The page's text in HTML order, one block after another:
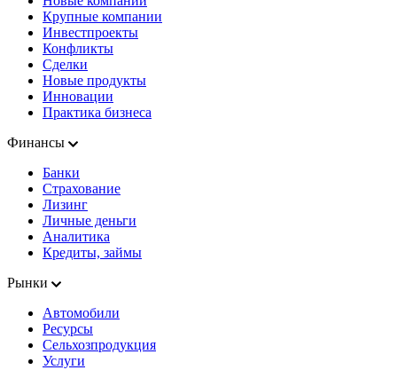
Крупные компании
Инвестпроекты
Конфликты
Сделки
Новые продукты
Инновации
Практика бизнеса
Финансы
Банки
Страхование
Лизинг
Личные деньги
Аналитика
Кредиты, займы
Рынки
Автомобили
Ресурсы
Сельхозпродукция
Услуги